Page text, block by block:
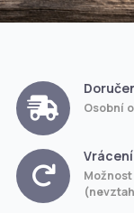
Osobní